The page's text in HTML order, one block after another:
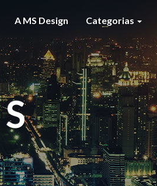
A MS Design Categorias